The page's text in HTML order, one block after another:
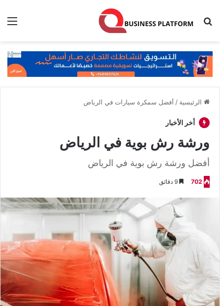
بحث عن
الرئيسية / أفضل سمكرة سيارات في الرياض
أخر الأخبار
ورشة رش بوية في الرياض
أفضل ورشة رش بوية في الرياض
702